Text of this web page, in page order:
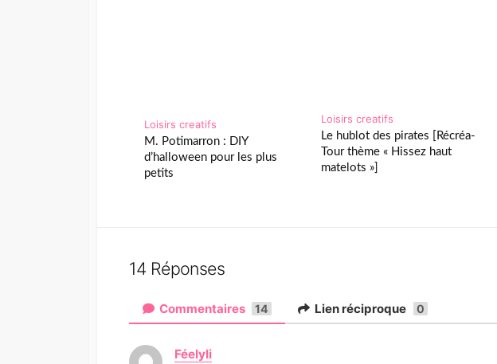
Loisirs creatifs
M. Potimarron : DIY
d’halloween pour les plus
petits
Loisirs creatifs
Le hublot des pirates [Récréa-
Tour thème « Hissez haut
matelots »]
14 Réponses
Commentaires 14 Lien réciproque 0
Féelyli